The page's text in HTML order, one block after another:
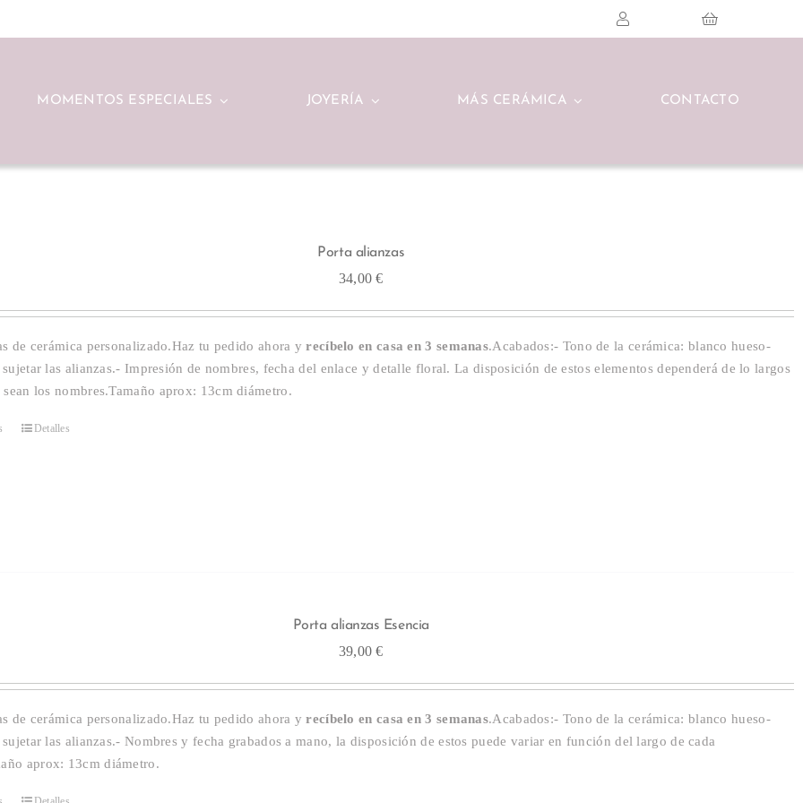
MOMENTOS ESPECIALES JOYERÍA MÁS CERÁMICA CONTACTO
Porta alianzas
34,00€
de cerámica personalizado.Haz tu pedido ahora yrecíbelo en casa en 3 semanas.Acabados:- Tono de la cerámica: blanco hueso-
sujetar las alianzas.- Impresión de nombres, fecha del enlace y detalle floral. La disposición de estos elementos dependerá de lo largos
los nombres.Tamaño aprox: 13cm diámetro.
Este
pueden
elegir
en
la
Detalles
Porta alianzas Esencia
39,00€
de cerámica personalizado.Haz tu pedido ahora yrecíbelo en casa en 3 semanas.Acabados:- Tono de la cerámica: blanco hueso-
sujetar las alianzas.- Nombres y fecha grabados a mano, la disposición de estos puede variar en función del largo de cada
aprox: 13cm diámetro.